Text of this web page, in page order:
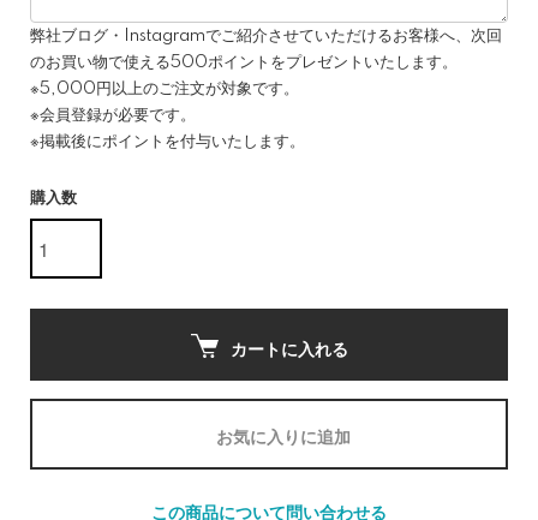
弊社ブログ・Instagramでご紹介させていただけるお客様へ、次回
のお買い物で使える500ポイントをプレゼントいたします。
※5,000円以上のご注文が対象です。
※会員登録が必要です。
※掲載後にポイントを付与いたします。
購入数
カートに入れる
お気に入りに追加
この商品について問い合わせる